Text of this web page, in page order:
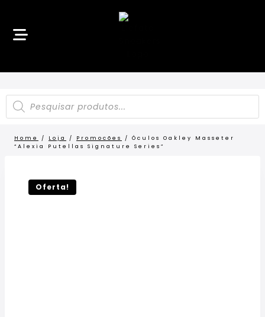
Home / Loja / Promocões /
Óculos Oakley Masseter
“Alexia Putellas Signature Series”
Oferta!